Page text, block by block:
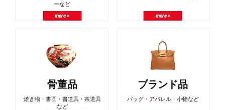
ーなど
more > more >
骨董品
焼き物・書画・書道具・茶道具
など
ブランド品
バッグ・アパレル・小物など